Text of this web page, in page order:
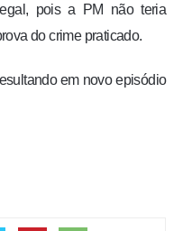
pois a PM não teria
do crime praticado.
em novo episódio